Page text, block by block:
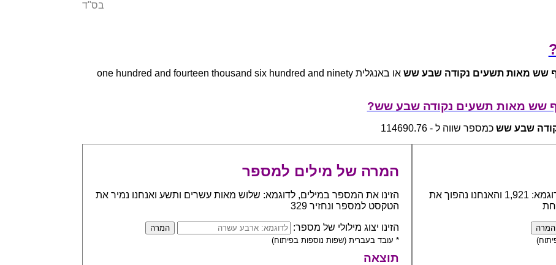
בס"ד
שש מאות תשעים נקודה שבע שש
או באנגלית one hundred and fourteen thousand six hundred and ninety
שש מאות תשעים נקודה שבע שש?
שבע שש כמספר שווה ל - 114690.76
כתבו את המספר אותו יש להפוך למילים, לדוגמא: 1,921 והאנחנו נהפוך את
המרה של מילים למספר
הזינו את המספר במילים, לדוגמא: שלוש מאות עשרים ותשע ואנחנו נמיר את
הטקסט למספר ונחזיר 329
הזינו יצוג מילולי של מספר:
* עובד בעברית (שפות נוספות בפיתוח)
תוצאה